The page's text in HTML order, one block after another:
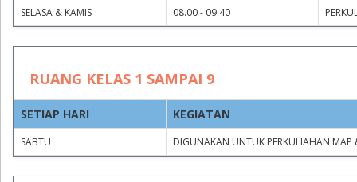
SELASA & KAMIS
08.00 - 09.40
RUANG KELAS 1 SAMPAI 9
SETIAP HARI KEGIATAN
SABTU DIGUNAKAN UNTUK PERKULIAHAN MAP